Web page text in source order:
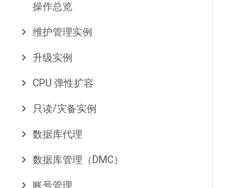
操作总览
维护管理实例
升级实例
CPU 弹性扩容
只读/灾备实例
数据库代理
数据库管理（DMC）
账号管理